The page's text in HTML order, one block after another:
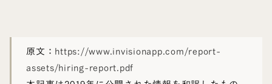
原文： https://www.invisionapp.com/report-
assets/hiring-report.pdf